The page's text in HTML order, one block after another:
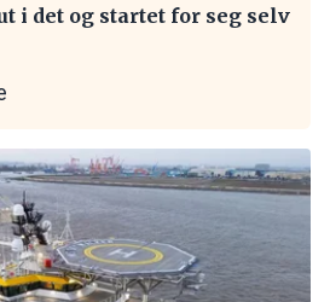
i det og startet for seg selv